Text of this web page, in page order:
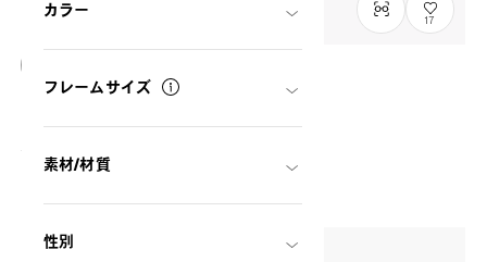
カラー
フレームサイズ
素材/材質
性別
17
NEW
¥8,800 税込